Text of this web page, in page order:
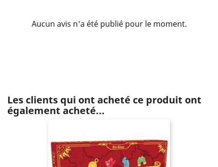
Aucun avis n'a été publié pour le moment.
Les clients qui ont acheté ce produit ont
également acheté...